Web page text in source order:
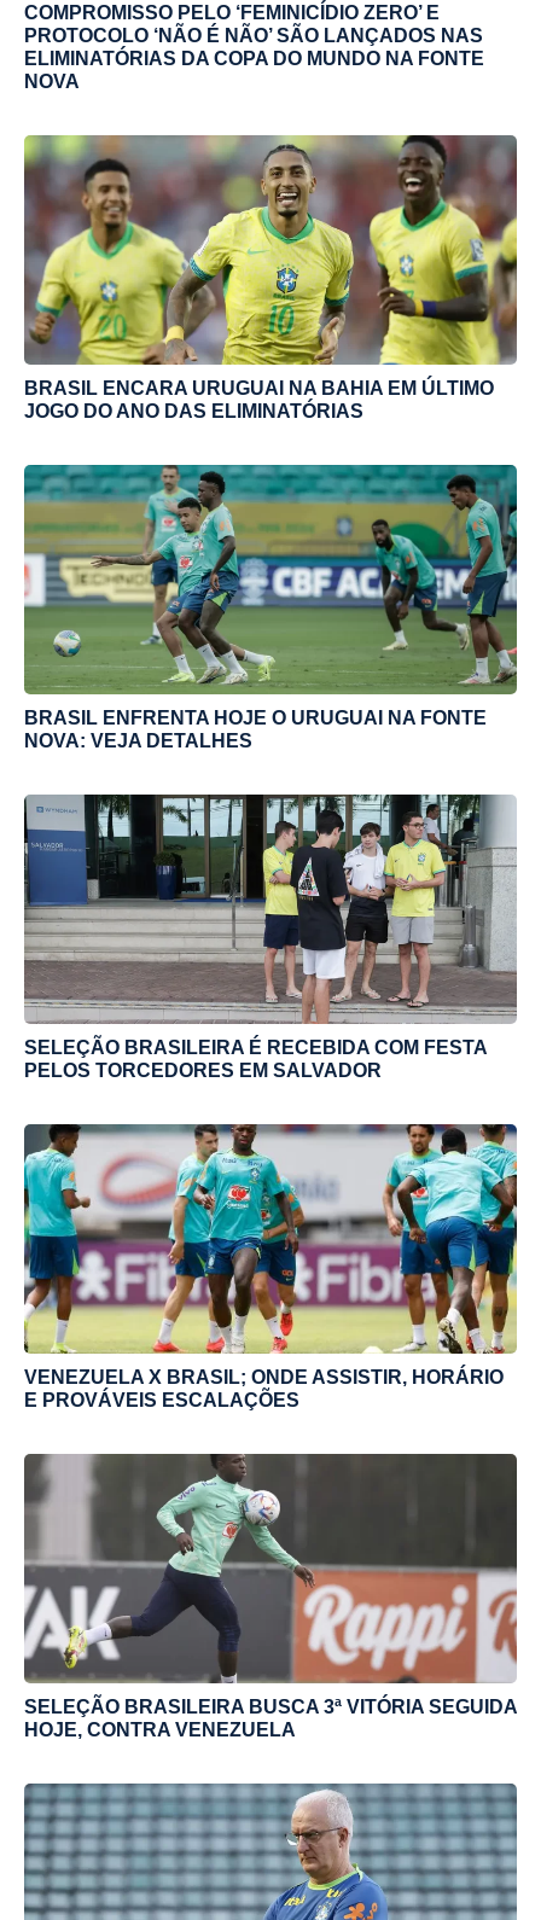
COMPROMISSO PELO ‘FEMINICÍDIO ZERO’ E
PROTOCOLO ‘NÃO É NÃO’ SÃO LANÇADOS NAS
ELIMINATÓRIAS DA COPA DO MUNDO NA FONTE
NOVA
BRASIL ENCARA URUGUAI NA BAHIA EM ÚLTIMO
JOGO DO ANO DAS ELIMINATÓRIAS
BRASIL ENFRENTA HOJE O URUGUAI NA FONTE
NOVA: VEJA DETALHES
SELEÇÃO BRASILEIRA É RECEBIDA COM FESTA
PELOS TORCEDORES EM SALVADOR
VENEZUELA X BRASIL; ONDE ASSISTIR, HORÁRIO
E PROVÁVEIS ESCALAÇÕES
SELEÇÃO BRASILEIRA BUSCA 3ª VITÓRIA SEGUIDA
HOJE, CONTRA VENEZUELA